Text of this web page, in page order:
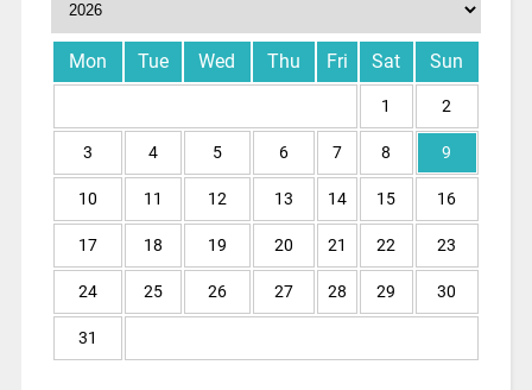
Mon Tue Wed Thu Fri Sat Sun
1 2
3 4 5 6 7 8 9
10 11 12 13 14 15 16
17 18 19 20 21 22 23
24 25 26 27 28 29 30
31